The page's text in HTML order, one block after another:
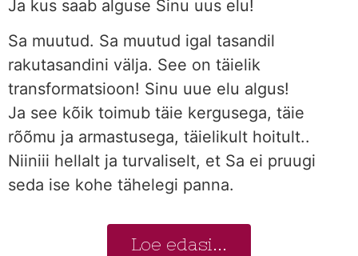
Ja kus saab alguse Sinu uus elu!
Sa muutud. Sa muutud igal tasandil
rakutasandini välja. See on täielik
transformatsioon! Sinu uue elu algus!
Ja see kõik toimub täie kergusega, täie
rõõmu ja armastusega, täielikult hoitult..
Niiniii hellalt ja turvaliselt, et Sa ei pruugi
seda ise kohe tähelegi panna.
Loe edasi...